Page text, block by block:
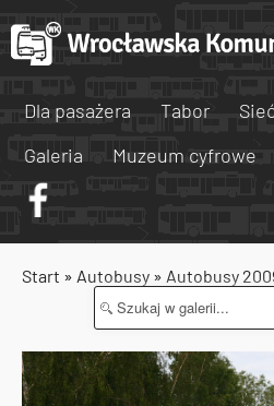
Dla pasażera Tabor
Galeria
Muzeum cyfrowe
Start » Autobusy » Autobusy